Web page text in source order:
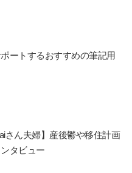
ートするおすすめの筆記用
さん夫婦】産後鬱や移住計画
タビュー